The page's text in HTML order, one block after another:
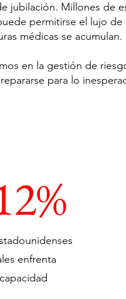
jubilación. Millones de
permitirse el lujo
médicas se acumulan.
en la gestión de
para lo
enfrenta